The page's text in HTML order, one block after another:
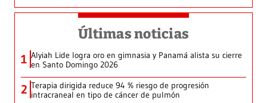
Últimas noticias
1 Alyiah Lide logra oro en gimnasia y Panamá alista su cierre
en Santo Domingo 2026
2 Terapia dirigida reduce 94 % riesgo de progresión
intracraneal en tipo de cáncer de pulmón